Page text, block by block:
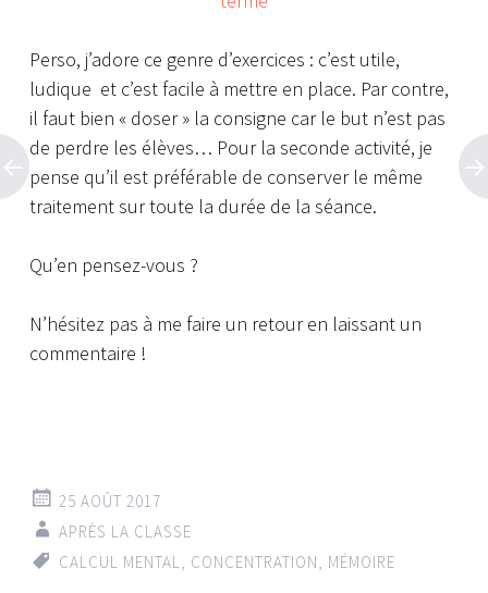
Perso, j’adore ce genre d’exercices : c’est utile,
ludique et c’est facile à mettre en place. Par contre,
il faut bien « doser » la consigne car le but n’est pas
de perdre les élèves… Pour la seconde activité, je
pense qu’il est préférable de conserver le même
traitement sur toute la durée de la séance.
Qu’en pensez-vous ?
N’hésitez pas à me faire un retour en laissant un
commentaire !
25 AOÛT 2017
APRÈS LA CLASSE
CALCUL MENTAL, CONCENTRATION, MÉMOIRE